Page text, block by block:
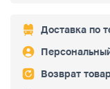
Доставка по
Возврат